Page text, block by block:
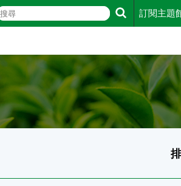
訂閱主題